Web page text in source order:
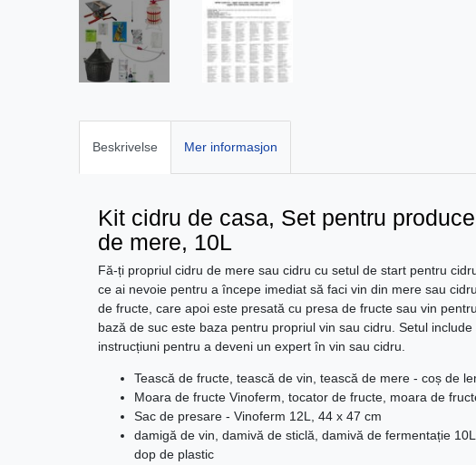
Beskrivelse Mer informasjon
Kit cidru de casa, Set pentru
de mere, 10L
Fă-ți propriul cidru de mere sau cidru cu setul de start pentru
ce ai nevoie pentru a începe imediat să faci vin din mere sau
de fructe, care apoi este presată cu presa de fructe sau vin
bază de suc este baza pentru propriul vin sau cidru. Setul
instrucțiuni pentru a deveni un expert în vin sau cidru.
Tească de fructe, tească de vin, tească de mere - coș de
Moara de fructe Vinoferm, tocator de fructe, moara de
Sac de presare - Vinoferm 12L, 44 x 47 cm
damigă de vin, damivă de sticlă, damivă de fermentație
dop de plastic